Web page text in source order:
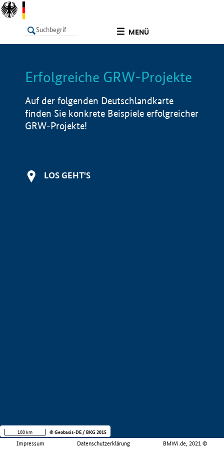
MENÜ
LISTE Info
Erfolgreiche GRW-Projekte
Auf der folgenden Deutschlandkarte
finden Sie konkrete Beispiele erfolgreicher
GRW-Projekte!
LOS GEHT'S
Impressum Datenschutzerklärung BMWi.de, 2021 ©
100 km © Geobasis-DE / BKG 2015